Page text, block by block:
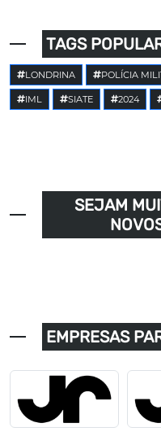
TAGS
LONDRINA POLÍCIA
IML SIATE 2024
SEJAM
EMPRESAS